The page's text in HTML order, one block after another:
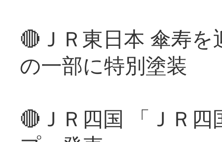
🔴ＪＲ東日本 傘寿
の一部に特別塗装
🔴ＪＲ四国 「ＪＲ